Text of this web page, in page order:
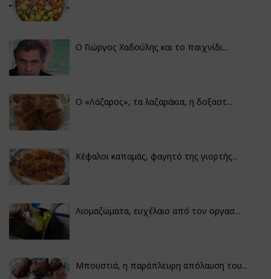
Ο Γιώργος Χαδούλης και το παιχνίδι...
Ο «Λάζαρος», τα λαζαράκια, η δοξαστ...
Κέφαλοι καπαμάς, φαγητό της γιορτής...
Λιομαζώματα, ευχέλαιο από τον οργασ...
Μπουστιά, η παράπλευρη απόλαυση του...